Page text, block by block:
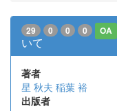
29 0 0 0 OA
いて
著者
星 秋夫 稲葉 裕
出版者